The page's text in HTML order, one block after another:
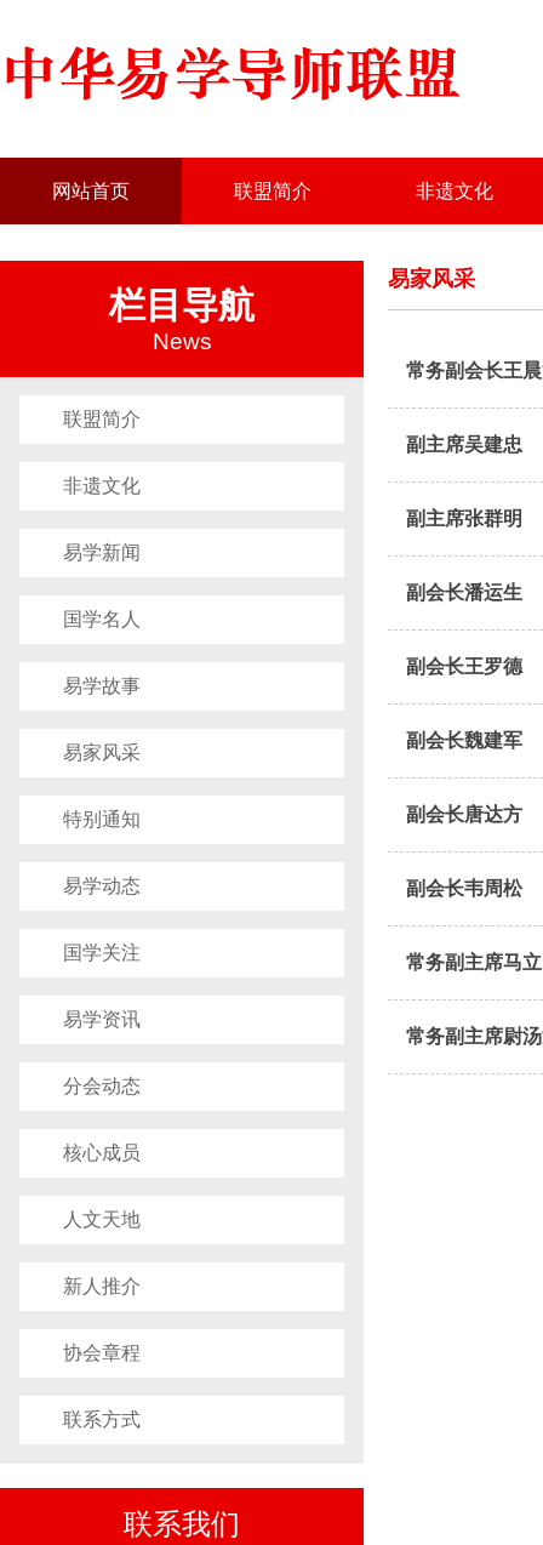
网站首页 联盟简介 非遗文化
栏目导航
News
联盟简介
非遗文化
易学新闻
国学名人
易学故事
易家风采
特别通知
易学动态
国学关注
易学资讯
分会动态
核心成员
人文天地
新人推介
协会章程
联系方式
联系我们
易家风采
常务副会长王
副主席吴建忠
副主席张群明
副会长潘运生
副会长王罗德
副会长魏建军
副会长唐达方
副会长韦周松
常务副主席马立
常务副主席尉